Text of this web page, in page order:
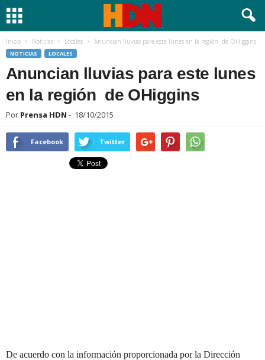
Inicio Noticias Locales Anuncian lluvias para este lunes en la región de OHiggins
NOTICIAS LOCALES
Anuncian lluvias para este lunes
en la región de OHiggins
Por Prensa HDN - 18/10/2015
Facebook Twitter
De acuerdo con la información proporcionada por la Dirección